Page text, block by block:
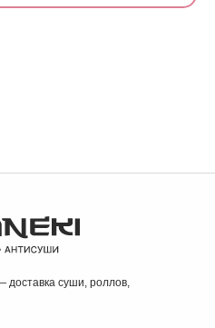
доставка суши, роллов,